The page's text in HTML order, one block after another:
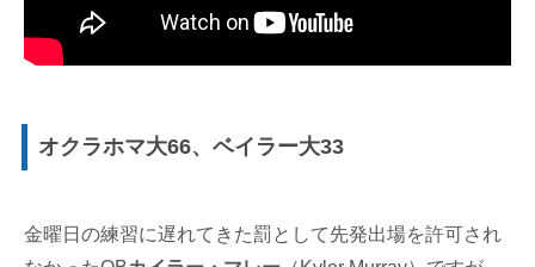
オクラホマ大66、ベイラー大33
金曜日の練習に遅れてきた罰として先発出場を許可され